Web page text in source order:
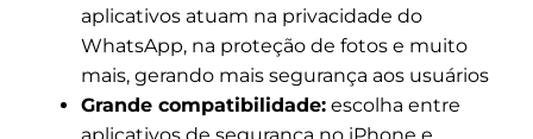
aplicativos atuam na privacidade do
WhatsApp, na proteção de fotos e muito
mais, gerando mais segurança aos usuários
Grande compatibilidade: escolha entre